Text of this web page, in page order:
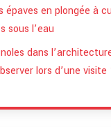
épaves en plongée à
sous l’eau
dans
lors d’une visite